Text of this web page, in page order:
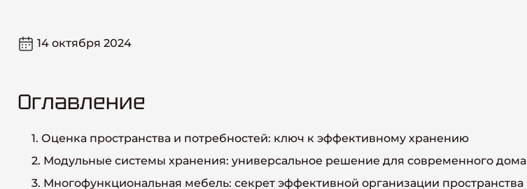
14 октября 2024
Оглавление
1. Оценка пространства и потребностей: ключ к эффективному хранению
2. Модульные системы хранения: универсальное решение для современного дома
3. Многофункциональная мебель: секрет эффективной организации пространства